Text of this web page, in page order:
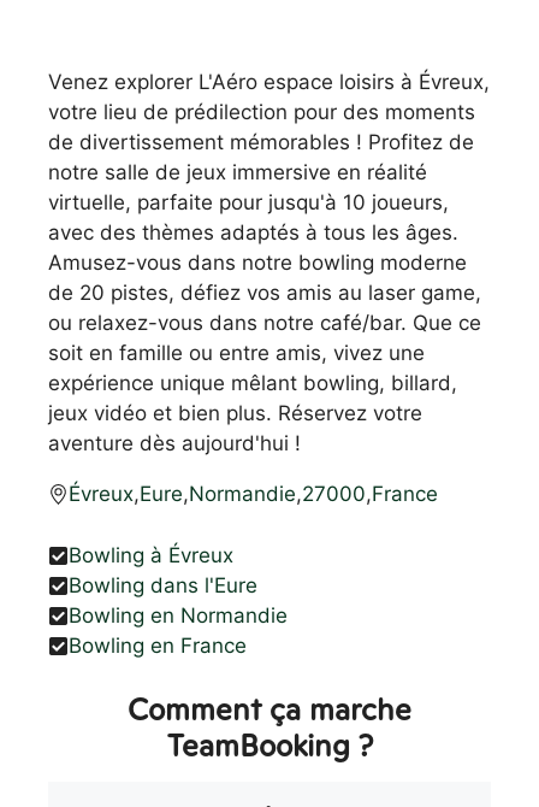
Venez explorer L'Aéro espace loisirs à Évreux,
votre lieu de prédilection pour des moments
de divertissement mémorables ! Profitez de
notre salle de jeux immersive en réalité
virtuelle, parfaite pour jusqu'à 10 joueurs,
avec des thèmes adaptés à tous les âges.
Amusez-vous dans notre bowling moderne
de 20 pistes, défiez vos amis au laser game,
ou relaxez-vous dans notre café/bar. Que ce
soit en famille ou entre amis, vivez une
expérience unique mêlant bowling, billard,
jeux vidéo et bien plus. Réservez votre
aventure dès aujourd'hui !
Évreux,Eure,Normandie,27000,France
Bowling à Évreux
Bowling dans l'Eure
Bowling en Normandie
Bowling en France
Comment ça marche
TeamBooking ?